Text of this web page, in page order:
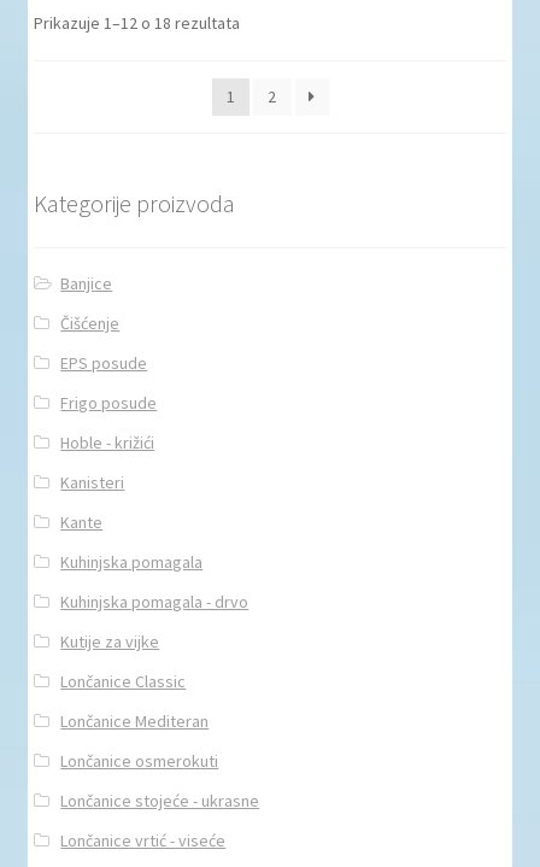
Prikazuje 1–12 o 18 rezultata
1 2
Kategorije proizvoda
Banjice
Čišćenje
EPS posude
Frigo posude
Hoble - križići
Kanisteri
Kante
Kuhinjska pomagala
Kuhinjska pomagala - drvo
Kutije za vijke
Lončanice Classic
Lončanice Mediteran
Lončanice osmerokuti
Lončanice stojeće - ukrasne
Lončanice vrtić - viseće